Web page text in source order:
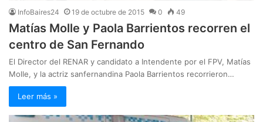
InfoBaires24 19 de octubre de 2015 0 49
Matías Molle y Paola Barrientos recorren el
centro de San Fernando
El Director del RENAR y candidato a Intendente por el FPV, Matías
Molle, y la actriz sanfernandina Paola Barrientos recorrieron…
Leer más »